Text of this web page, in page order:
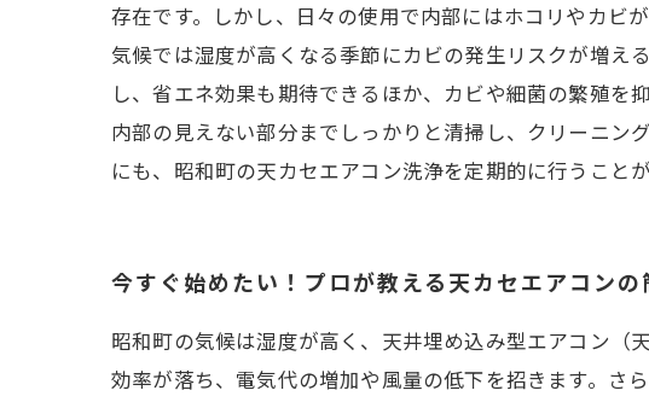
存在です。しかし、日々の使用で内部にはホコリやカビ
気候では湿度が高くなる季節にカビの発生リスクが増え
し、省エネ効果も期待できるほか、カビや細菌の繁殖を
内部の見えない部分までしっかりと清掃し、クリーニン
にも、昭和町の天カセエアコン洗浄を定期的に行うこと
今すぐ始めたい！プロが教える天カセエアコン
昭和町の気候は湿度が高く、天井埋め込み型エアコン（
効率が落ち、電気代の増加や風量の低下を招きます。さ